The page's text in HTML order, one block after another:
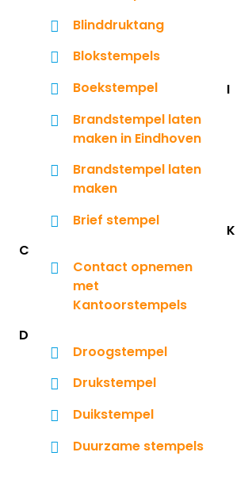
Blinddruktang
Blokstempels
Boekstempel
Brandstempel laten
maken in Eindhoven
Brandstempel laten
maken
Brief stempel
C
Contact opnemen
met
Kantoorstempels
D
Droogstempel
Drukstempel
Duikstempel
Duurzame stempels
I
K